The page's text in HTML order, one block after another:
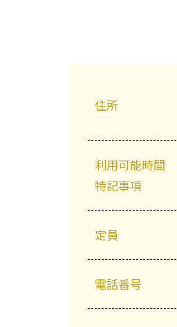
住所
利用可能時間
特記事項
定員
電話番号